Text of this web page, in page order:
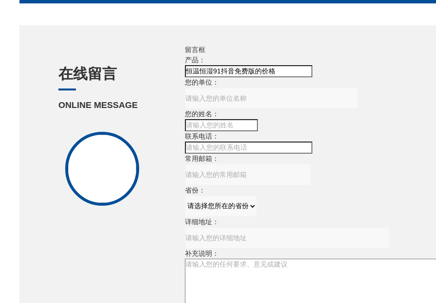
在线留言
ONLINE MESSAGE
留言框
产品：
您的单位：
您的姓名：
联系电话：
常用邮箱：
省份：
详细地址：
补充说明：